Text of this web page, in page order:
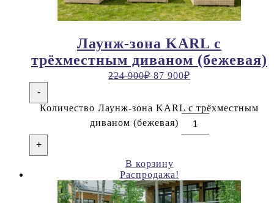
Лаунж-зона KARL с
трёхместным диваном (бежевая)
224 900₽ 87 900₽
-
Количество Лаунж-зона KARL с трёхместным
диваном (бежевая)
+
В корзину
Распродажа!